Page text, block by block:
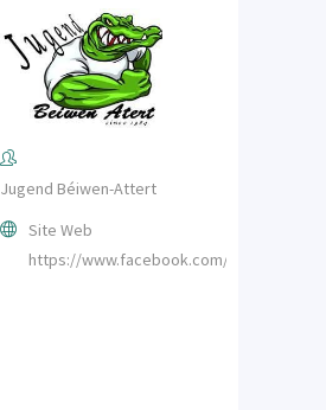
Jugend Béiwen-Attert
Site Web
https://www.facebook.com/